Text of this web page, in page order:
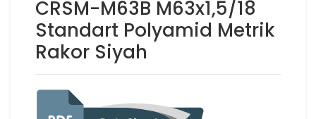
CRSM-M63B M63x1,5/18
Standart Polyamid Metrik
Rakor Siyah